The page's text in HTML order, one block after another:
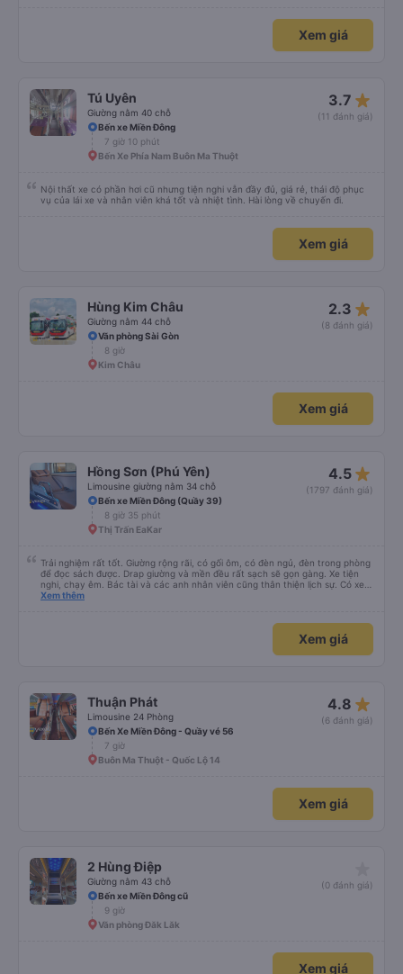
Xem giá
Tú Uyên
Giường nằm 40 chỗ
3.7 star_rate
(11 đánh giá)
Bến xe Miền Đông
7 giờ 10 phút
Bến Xe Phía Nam Buôn Ma Thuột
Nội thất xe có phần hơi cũ nhưng tiện nghi vẫn đầy đủ, giá rẻ, thái độ phục
vụ của lái xe và nhân viên khá tốt và nhiệt tình. Hài lòng về chuyến đi.
Xem giá
Hùng Kim Châu
Giường nằm 44 chỗ
2.3 star_rate
(8 đánh giá)
Văn phòng Sài Gòn
8 giờ
Kim Châu
Xem giá
Hồng Sơn (Phú Yên)
Limousine giường nằm 34 chỗ
4.5 star_rate
(1797 đánh giá)
Bến xe Miền Đông (Quầy 39)
8 giờ 35 phút
Thị Trấn EaKar
Trải nghiệm rất tốt. Giường rộng rãi, có gối ôm, có đèn ngủ, đèn trong phòng
để đọc sách được. Drap giường và mền đều rất sạch sẽ gọn gàng. Xe tiện
nghi, chạy êm. Bác tài và các anh nhân viên cũng thân thiện lịch sự. Có xe
trung chuyển về nội thành thành phố tuy hoà rất tiện. Giá vé hợp lý. Nói
Xem thêm
Xem giá
Thuận Phát
Limousine 24 Phòng
4.8 star_rate
(6 đánh giá)
Bến Xe Miền Đông - Quầy vé 56
7 giờ
Buôn Ma Thuột - Quốc Lộ 14
Xem giá
2 Hùng Điệp
Giường nằm 43 chỗ
(0 đánh giá)
Bến xe Miền Đông cũ
9 giờ
Văn phòng Đăk Lăk
Xem giá